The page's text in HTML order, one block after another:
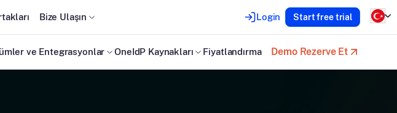
Bize Ulaşın Login Start free trial
ve Entegrasyonlar OneIdP Kaynakları Fiyatlandırma Demo Rezerve Et